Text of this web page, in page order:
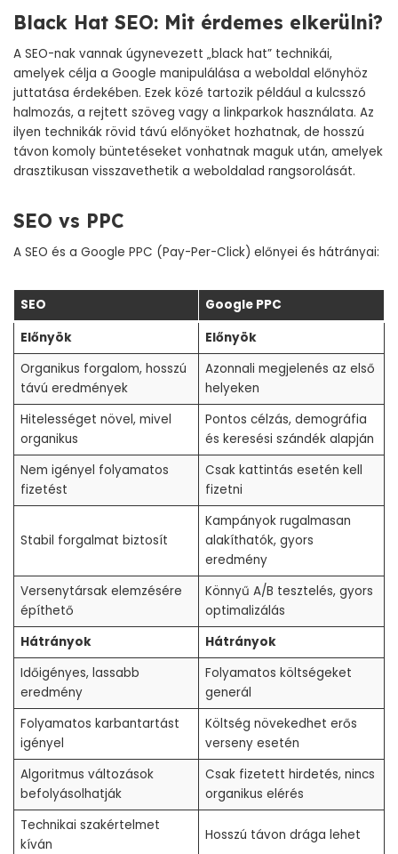
Black Hat SEO: Mit érdemes elkerülni?
A SEO-nak vannak úgynevezett „black hat” technikái,
amelyek célja a Google manipulálása a weboldal előnyhöz
juttatása érdekében. Ezek közé tartozik például a kulcsszó
halmozás, a rejtett szöveg vagy a linkparkok használata. Az
ilyen technikák rövid távú előnyöket hozhatnak, de hosszú
távon komoly büntetéseket vonhatnak maguk után, amelyek
drasztikusan visszavethetik a weboldalad rangsorolását.
SEO vs PPC
A SEO és a Google PPC (Pay-Per-Click) előnyei és hátrányai:
SEO
Google PPC
Előnyök
Előnyök
Organikus forgalom, hosszú
távú eredmények
Azonnali megjelenés az első
helyeken
Hitelességet növel, mivel
organikus
Pontos célzás, demográfia
és keresési szándék alapján
Nem igényel folyamatos
fizetést
Csak kattintás esetén kell
fizetni
Stabil forgalmat biztosít
Kampányok rugalmasan
alakíthatók, gyors
eredmény
Versenytársak elemzésére
építhető
Könnyű A/B tesztelés, gyors
optimalizálás
Hátrányok
Hátrányok
Időigényes, lassabb
eredmény
Folyamatos költségeket
generál
Folyamatos karbantartást
igényel
Költség növekedhet erős
verseny esetén
Algoritmus változások
befolyásolhatják
Csak fizetett hirdetés, nincs
organikus elérés
Technikai szakértelmet
kíván
Hosszú távon drága lehet